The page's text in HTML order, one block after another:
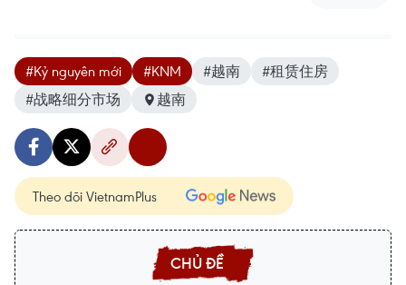
#Kỷ nguyên mới #KNM #越南
#租赁住房
#战略细分市场
越南
Theo dõi VietnamPlus